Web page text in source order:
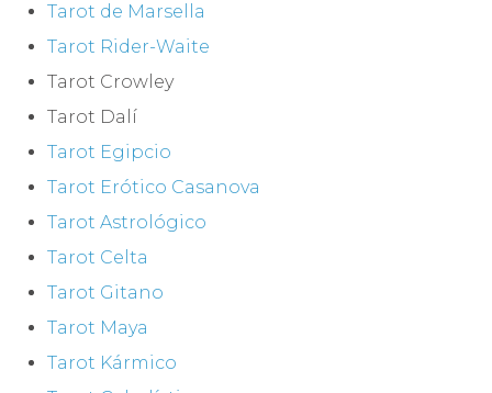
Tarot de Marsella
Tarot Rider-Waite
Tarot Crowley
Tarot Dalí
Tarot Egipcio
Tarot Erótico Casanova
Tarot Astrológico
Tarot Celta
Tarot Gitano
Tarot Maya
Tarot Kármico